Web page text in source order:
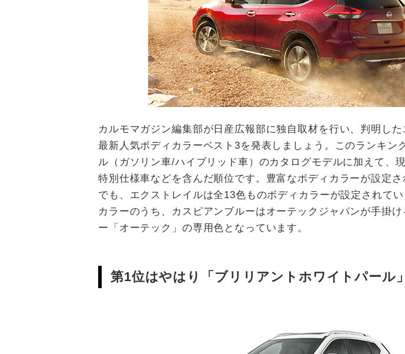
カルモマガジン編集部が日産広報部に独自取材を行い、判明し
最新人気ボディカラーベスト3を発表しましょう。このランキン
ル（ガソリン車/ハイブリッド車）のカタログモデルに加えて、
特別仕様車などを含んだ順位です。豊富なボディカラーが設定さ
でも、エクストレイルは全13色ものボディカラーが設定されて
カラーのうち、カスピアンブルーはオーテックジャパンが手掛
ー「オーテック」の専用色となっています。
第1位はやはり「ブリリアントホワイトパール」